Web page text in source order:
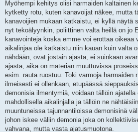
Myöhempi kehitys olisi harmaiden kaltainen
kytketty rotu, kuten kanavoijat näkee, mutta
kanavoijien mukaan katkaistu, ei kyllä näytä
nyt tekoälyynkin, poliittinen valta heillä on jo
kanavointeja koska emme voi erottaa oikeaa
aikalinjaa ole katkaistu niin kauan kuin valta
nähdään, ovat jostain ajasta, ei suinkaan
ajasta, aika on materian muuttuvissa
esim. rauta ruostuu. Toki varmoja harmaiden
ilmeisesti ei ollenkaan, etupäässä
demonisia ilmentymiä, voidaan tällöin
mahdollisella aikalinjalla ja tällöin ne
muuntuneissa tajunnantiloissa demonisinä
johon iskee väliin demonia joka on
vahvana, mutta vasta ajatusmuotona.